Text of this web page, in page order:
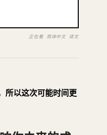
正在看 简体中文 译文
所以这次可能时间更